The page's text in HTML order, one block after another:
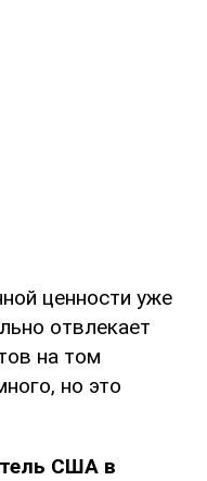
ценности уже
отвлекает
на том
но это
США в